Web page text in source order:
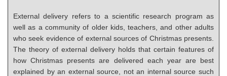
External delivery refers to a scientific research program as
well as a community of older kids, teachers, and other adults
who seek evidence of external sources of Christmas presents.
The theory of external delivery holds that certain features of
how Christmas presents are delivered each year are best
explained by an external source, not an internal source such